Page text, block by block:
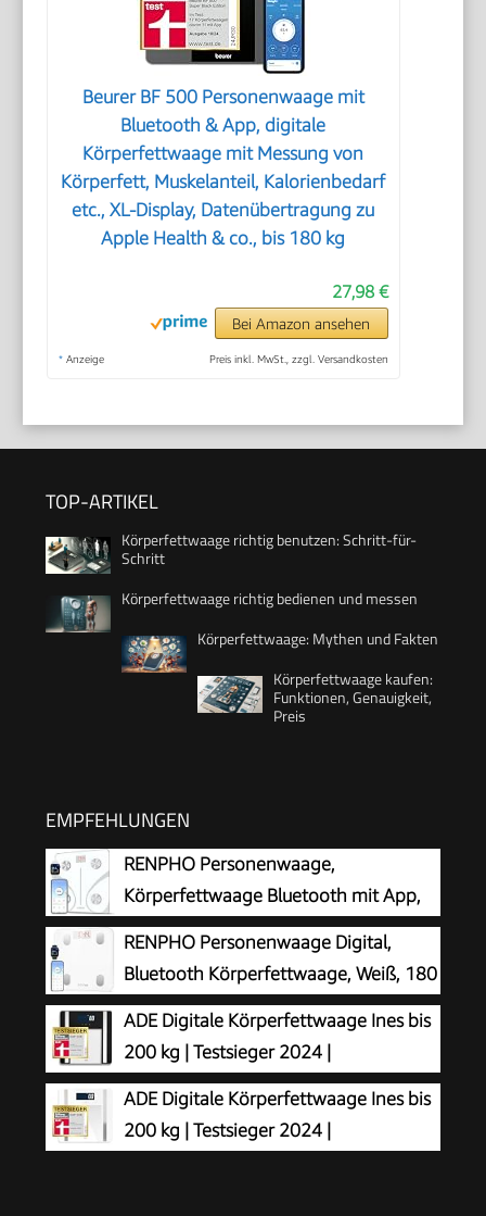
Beurer BF 500 Personenwaage mit
Bluetooth & App, digitale
Körperfettwaage mit Messung von
Körperfett, Muskelanteil, Kalorienbedarf
etc., XL-Display, Datenübertragung zu
Apple Health & co., bis 180 kg
27,98 €
Bei Amazon ansehen
* Anzeige Preis inkl. MwSt., zzgl. Versandkosten
TOP-ARTIKEL
Körperfettwaage richtig benutzen: Schritt-für-
Schritt
Körperfettwaage richtig bedienen und messen
Körperfettwaage: Mythen und Fakten
Körperfettwaage kaufen:
Funktionen, Genauigkeit,
Preis
EMPFEHLUNGEN
RENPHO Personenwaage,
Körperfettwaage Bluetooth mit App,
Weiß
RENPHO Personenwaage Digital,
Bluetooth Körperfettwaage, Weiß, 180
kg
ADE Digitale Körperfettwaage Ines bis
200 kg | Testsieger 2024 |
Personenwaage mit Körperfettanalyse,
BMI, Muskelmasse, Körperwasser, Gewicht, BMR |
Körperwaage mit Benutzererkennung | schwarz
ADE Digitale Körperfettwaage Ines bis
200 kg | Testsieger 2024 |